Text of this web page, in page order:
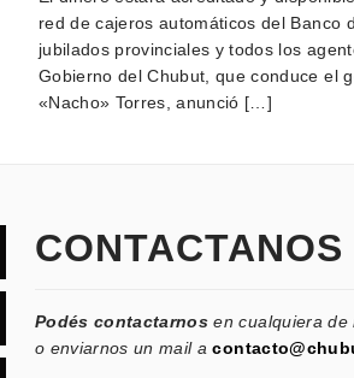
red de cajeros automáticos del Banco
jubilados provinciales y todos los
Gobierno del Chubut, que conduce el
«Nacho» Torres, anunció […]
CONTACTANOS
Podés contactarnos en cualquiera de
o enviarnos un mail a